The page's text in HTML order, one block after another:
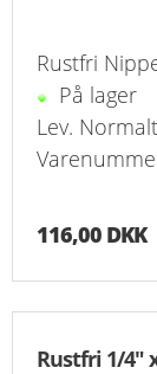
Rustfri
På lager
Lev.
116,00 DKK
Rustfri 1/4"